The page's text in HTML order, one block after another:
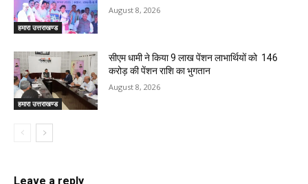
हमारा उत्तराखण्ड
August 8, 2026
हमारा उत्तराखण्ड
सीएम धामी ने किया 9 लाख पेंशन लाभार्थियों को ₹ 146
करोड़ की पेंशन राशि का भुगतान
August 8, 2026
Leave a reply